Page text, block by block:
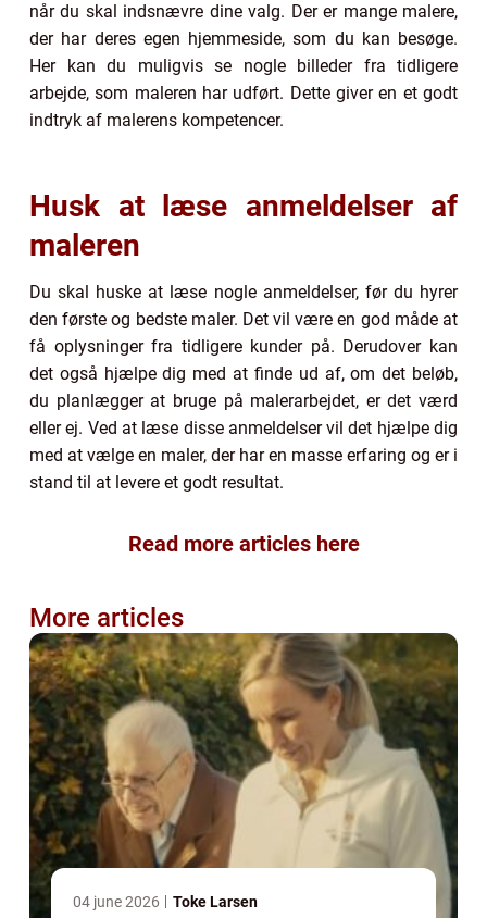
når du skal indsnævre dine valg. Der er mange malere,
der har deres egen hjemmeside, som du kan besøge.
Her kan du muligvis se nogle billeder fra tidligere
arbejde, som maleren har udført. Dette giver en et godt
indtryk af malerens kompetencer.
Husk at læse anmeldelser af
maleren
Du skal huske at læse nogle anmeldelser, før du hyrer
den første og bedste maler. Det vil være en god måde at
få oplysninger fra tidligere kunder på. Derudover kan
det også hjælpe dig med at finde ud af, om det beløb,
du planlægger at bruge på malerarbejdet, er det værd
eller ej. Ved at læse disse anmeldelser vil det hjælpe dig
med at vælge en maler, der har en masse erfaring og er i
stand til at levere et godt resultat.
Read more articles here
More articles
04 june 2026 Toke Larsen